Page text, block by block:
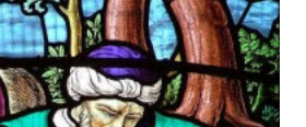
versículos son como una
en todo el capítulo. Expresan
más elocuentes de Pablo: la fuerza
ama a la criatura humana, hasta